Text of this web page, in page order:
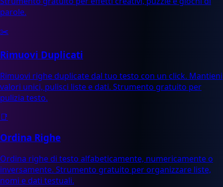
parole.
✂️
Rimuovi Duplicati
Rimuovi righe duplicate dal tuo testo con un click. Mantieni
valori unici, pulisci liste e dati. Strumento gratuito per
pulizia testo.
📑
Ordina Righe
Ordina righe di testo alfabeticamente, numericamente o
inversamente. Strumento gratuito per organizzare liste,
nomi e dati testuali.